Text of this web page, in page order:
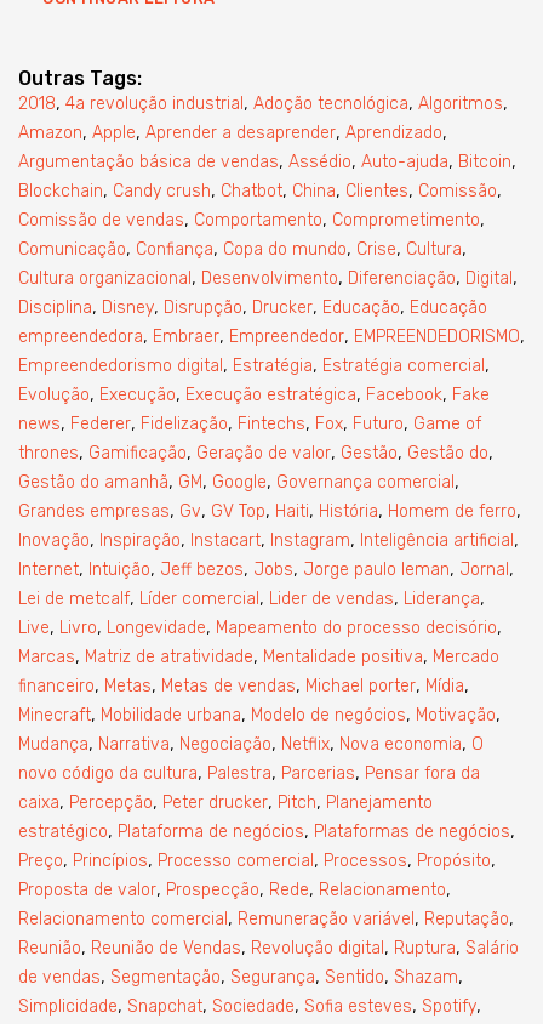
Outras Tags:
2018, 4a revolução industrial , Adoção tecnológica, Algoritmos,
Amazon, Apple, Aprender a desaprender, Aprendizado,
Argumentação básica de vendas, Assédio, Auto-ajuda, Bitcoin,
Blockchain, Candy crush, Chatbot, China, Clientes, Comissão,
Comissão de vendas, Comportamento, Comprometimento,
Comunicação, Confiança, Copa do mundo, Crise, Cultura,
Cultura organizacional , Desenvolvimento, Diferenciação, Digital ,
Disciplina, Disney, Disrupção, Drucker, Educação, Educação
empreendedora, Embraer, Empreendedor, EMPREENDEDORISMO,
Empreendedorismo digital , Estratégia, Estratégia comercial ,
Evolução, Execução, Execução estratégica, Facebook, Fake
news, Federer, Fidelização, Fintechs, Fox, Futuro, Game of
thrones, Gamificação, Geração de valor, Gestão, Gestão do,
Gestão do amanhã, GM, Google, Governança comercial ,
Grandes empresas, Gv, GV Top, Haiti, História, Homem de ferro,
Inovação, Inspiração, Instacart, Instagram, Inteligência artificial ,
Internet, Intuição, Jeff bezos, Jobs, Jorge paulo leman, Jornal ,
Lei de metcalf, Líder comercial , Lider de vendas, Liderança,
Live, Livro, Longevidade, Mapeamento do processo decisório,
Marcas, Matriz de atratividade, Mentalidade positiva, Mercado
financeiro, Metas, Metas de vendas, Michael porter, Mídia,
Minecraft, Mobilidade urbana, Modelo de negócios, Motivação,
Mudança, Narrativa, Negociação, Netflix, Nova economia, O
novo código da cultura, Palestra, Parcerias, Pensar fora da
caixa, Percepção, Peter drucker, Pitch, Planejamento
estratégico, Plataforma de negócios, Plataformas de negócios,
Preço, Princípios, Processo comercial , Processos, Propósito,
Proposta de valor, Prospecção, Rede, Relacionamento,
Relacionamento comercial , Remuneração variável , Reputação,
Reunião, Reunião de Vendas, Revolução digital , Ruptura, Salário
de vendas, Segmentação, Segurança, Sentido, Shazam,
Simplicidade, Snapchat, Sociedade, Sofia esteves, Spotify,